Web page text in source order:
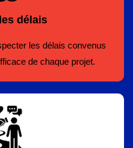
délais
les délais convenus
de chaque projet.